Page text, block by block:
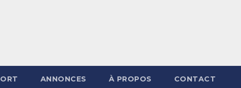
ANNONCES À PROPOS CONTACT